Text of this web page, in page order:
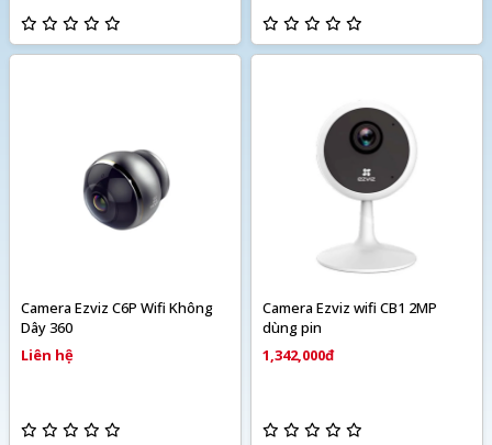
Camera Ezviz C6P Wifi Không
Dây 360
Liên hệ
Camera Ezviz wifi CB1 2MP
dùng pin
1,342,000đ